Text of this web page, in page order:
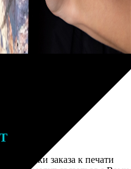
заказа к печати